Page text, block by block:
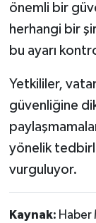
önemli bir
herhangi bir
bu ayarı
Yetkililer,
güvenliğine
yönelik
vurguluyor.
Kaynak: Haber